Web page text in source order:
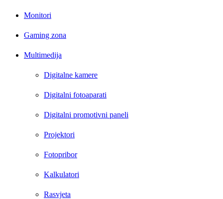
Monitori
Gaming zona
Multimedija
Digitalne kamere
Digitalni fotoaparati
Digitalni promotivni paneli
Projektori
Fotopribor
Kalkulatori
Rasvjeta